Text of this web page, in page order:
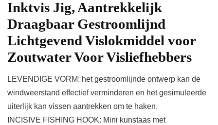
Inktvis Jig, Aantrekkelijk
Draagbaar Gestroomlijnd
Lichtgevend Vislokmiddel voor
Zoutwater Voor Visliefhebbers
LEVENDIGE VORM: het gestroomlijnde ontwerp kan de
windweerstand effectief verminderen en het gesimuleerde
uiterlijk kan vissen aantrekken om te haken.
INCISIVE FISHING HOOK: Mini kunstaas met